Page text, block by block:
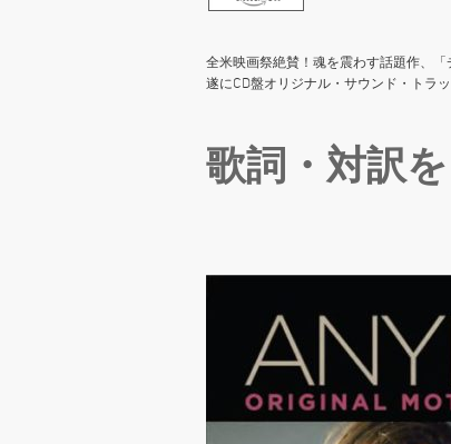
全米映画祭絶賛！魂を震わす話題作、「
遂にCD盤オリジナル・サウンド・トラ
歌詞・対訳